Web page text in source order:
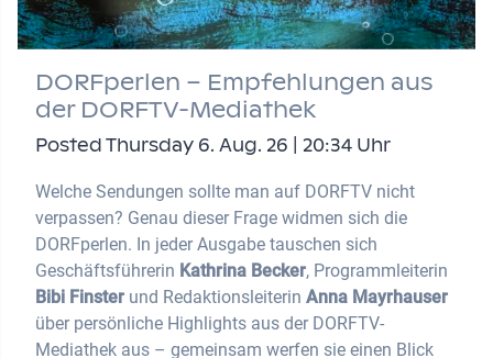
DORFperlen – Empfehlungen aus
der DORFTV-Mediathek
Posted Thursday 6. Aug. 26 | 20:34 Uhr
Welche Sendungen sollte man auf DORFTV nicht
verpassen? Genau dieser Frage widmen sich die
DORFperlen. In jeder Ausgabe tauschen sich
Geschäftsführerin Kathrina Becker, Programmleiterin
Bibi Finster und Redaktionsleiterin Anna Mayrhauser
über persönliche Highlights aus der DORFTV-
Mediathek aus – gemeinsam werfen sie einen Blick